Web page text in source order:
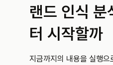
랜드 인식 분
터 시작할까
지금까지의 내용을 실행